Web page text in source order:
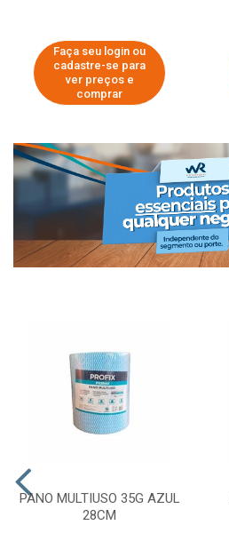
Faça seu login ou
cadastre-se para
ver preços e
comprar
PANO MULTIUSO 35G AZUL
28CM